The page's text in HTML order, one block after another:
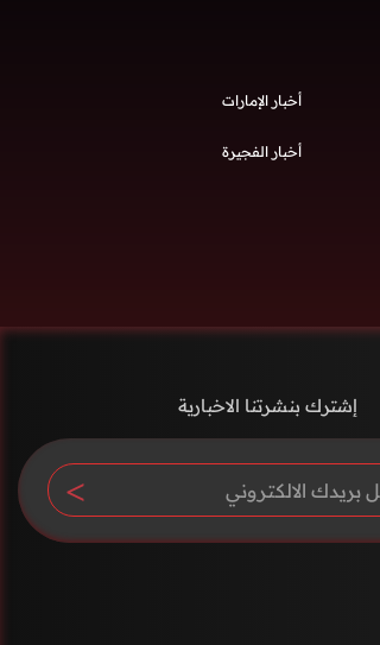
أخبار الإمارات
أخبار الفجيرة
إشترك بنشرتنا الاخبارية